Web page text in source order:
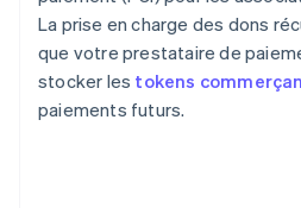
La prise en charge des dons
que votre prestataire de
stocker les tokens
paiements futurs.